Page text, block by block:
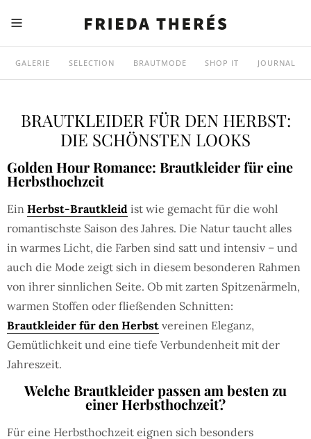
GALERIE SELECTION BRAUTMODE SHOP IT JOURNAL
BRAUTKLEIDER FÜR DEN HERBST:
DIE SCHÖNSTEN LOOKS
Golden Hour Romance: Brautkleider für eine
Herbsthochzeit
Ein Herbst-Brautkleid ist wie gemacht für die wohl
romantischste Saison des Jahres. Die Natur taucht alles
in warmes Licht, die Farben sind satt und intensiv – und
auch die Mode zeigt sich in diesem besonderen Rahmen
von ihrer sinnlichen Seite. Ob mit zarten Spitzenärmeln,
warmen Stoffen oder fließenden Schnitten:
Brautkleider für den Herbst vereinen Eleganz,
Gemütlichkeit und eine tiefe Verbundenheit mit der
Jahreszeit.
Welche Brautkleider passen am besten zu
einer Herbsthochzeit?
Für eine Herbsthochzeit eignen sich besonders